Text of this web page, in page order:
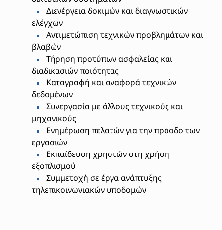
Διενέργεια δοκιμών και διαγνωστικών
ελέγχων
Αντιμετώπιση τεχνικών προβλημάτων και
βλαβών
Τήρηση προτύπων ασφαλείας και
διαδικασιών ποιότητας
Καταγραφή και αναφορά τεχνικών
δεδομένων
Συνεργασία με άλλους τεχνικούς και
μηχανικούς
Ενημέρωση πελατών για την πρόοδο των
εργασιών
Εκπαίδευση χρηστών στη χρήση
εξοπλισμού
Συμμετοχή σε έργα ανάπτυξης
τηλεπικοινωνιακών υποδομών